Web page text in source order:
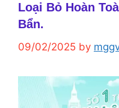
Loại Bỏ Hoàn
Bẩn.
09/02/2025 by